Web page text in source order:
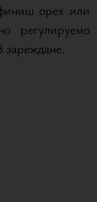
орех или
регулируемо
зареждане.